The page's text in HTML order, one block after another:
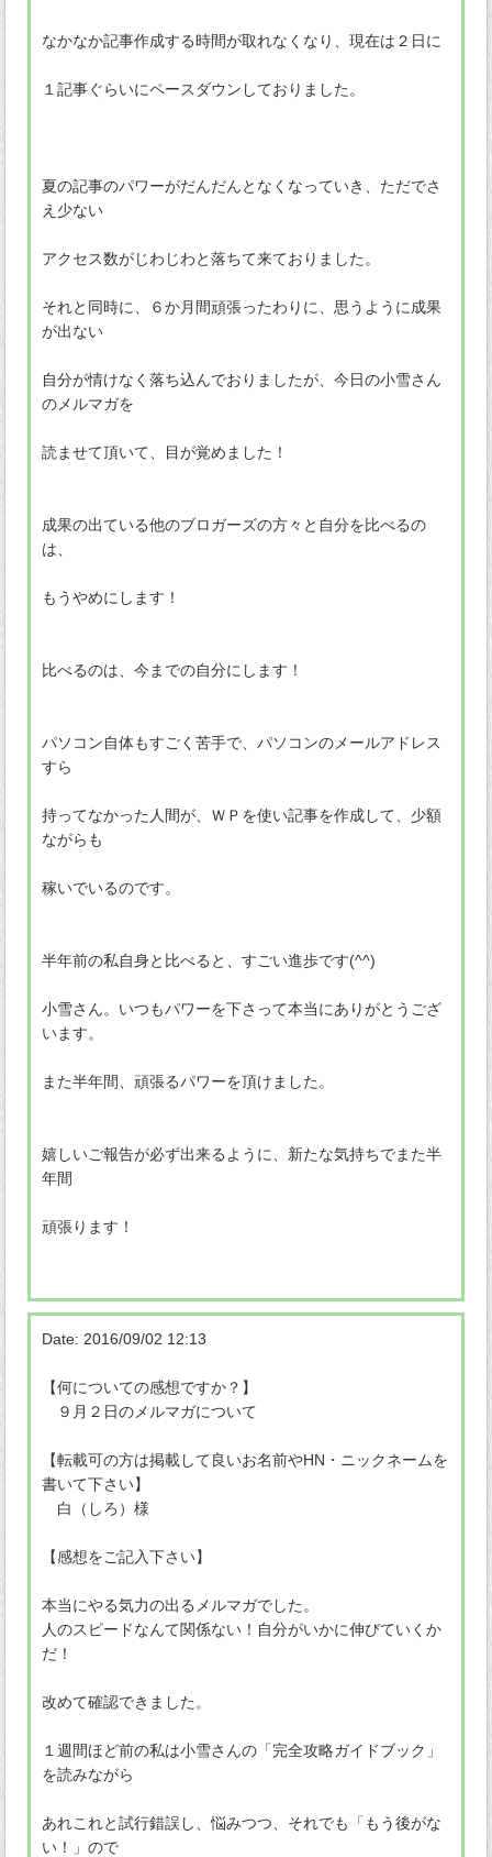
なかなか記事作成する時間が取れなくなり、現在は２日に
１記事ぐらいにペースダウンしておりました。
夏の記事のパワーがだんだんとなくなっていき、ただでさ
え少ない
アクセス数がじわじわと落ちて来ておりました。
それと同時に、６か月間頑張ったわりに、思うように成果
が出ない
自分が情けなく落ち込んでおりましたが、今日の小雪さん
のメルマガを
読ませて頂いて、目が覚めました！
成果の出ている他のブロガーズの方々と自分を比べるの
は、
もうやめにします！
比べるのは、今までの自分にします！
パソコン自体もすごく苦手で、パソコンのメールアドレス
すら
持ってなかった人間が、ＷＰを使い記事を作成して、少額
ながらも
稼いでいるのです。
半年前の私自身と比べると、すごい進歩です(^^)
小雪さん。いつもパワーを下さって本当にありがとうござ
います。
また半年間、頑張るパワーを頂けました。
嬉しいご報告が必ず出来るように、新たな気持ちでまた半
年間
頑張ります！
Date: 2016/09/02 12:13
【何についての感想ですか？】
９月２日のメルマガについて
【転載可の方は掲載して良いお名前やHN・ニックネームを
書いて下さい】
白（しろ）様
【感想をご記入下さい】
本当にやる気力の出るメルマガでした。
人のスピードなんて関係ない！自分がいかに伸びていくか
だ！
改めて確認できました。
１週間ほど前の私は小雪さんの「完全攻略ガイドブック」
を読みながら
あれこれと試行錯誤し、悩みつつ、それでも「もう後がな
い！」ので